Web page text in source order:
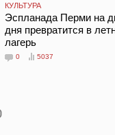
КУЛЬТУРА
Эспланада Перми на
дня превратится в
лагерь
0 5037